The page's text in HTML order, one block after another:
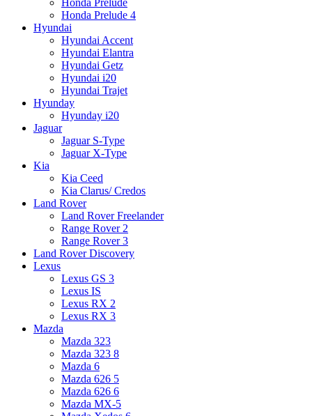
Honda Prelude 4
Hyundai
Hyundai Accent
Hyundai Elantra
Hyundai Getz
Hyundai i20
Hyundai Trajet
Hyunday
Hyunday i20
Jaguar
Jaguar S-Type
Jaguar X-Type
Kia
Kia Ceed
Kia Clarus/ Credos
Land Rover
Land Rover Freelander
Range Rover 2
Range Rover 3
Land Rover Discovery
Lexus
Lexus GS 3
Lexus IS
Lexus RX 2
Lexus RX 3
Mazda
Mazda 323
Mazda 323 8
Mazda 6
Mazda 626 5
Mazda 626 6
Mazda MX-5